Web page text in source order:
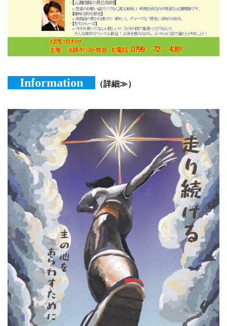
Information （詳細≫）